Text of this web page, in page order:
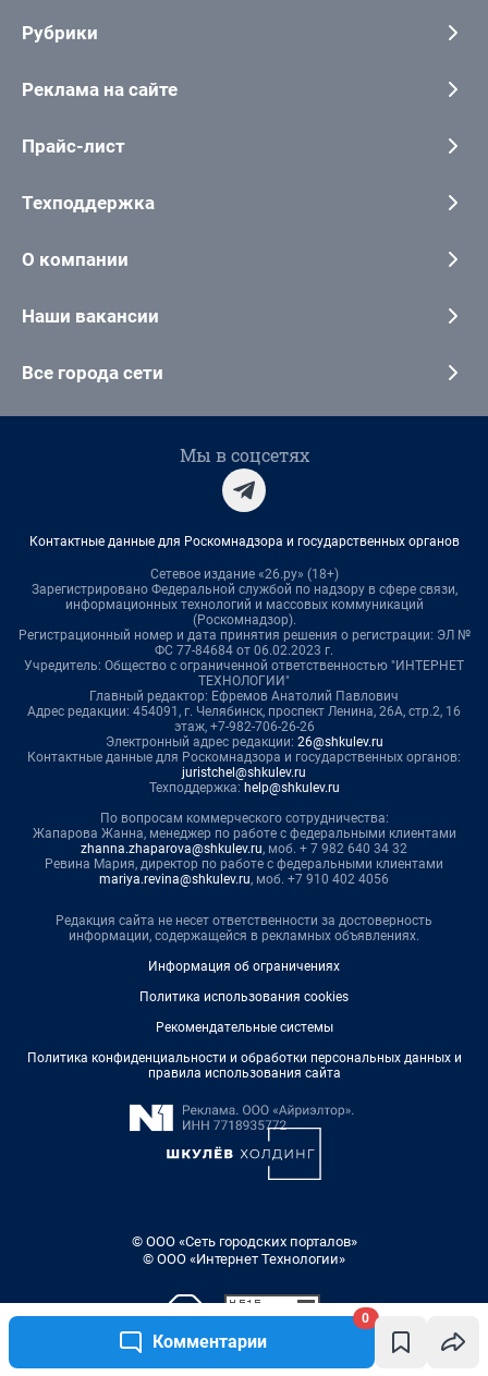
Комментарии
0
Рубрики
Реклама на сайте
Прайс-лист
Техподдержка
О компании
Наши вакансии
Все города сети
Мы в соцсетях
Контактные данные для Роскомнадзора и государственных органов
Сетевое издание «26.ру» (18+)
Зарегистрировано Федеральной службой по надзору в сфере связи,
информационных технологий и массовых коммуникаций
(Роскомнадзор).
Регистрационный номер и дата принятия решения о регистрации: ЭЛ №
ФС 77-84684 от 06.02.2023 г.
Учредитель: Общество с ограниченной ответственностью "ИНТЕРНЕТ
ТЕХНОЛОГИИ"
Главный редактор: Ефремов Анатолий Павлович
Адрес редакции: 454091, г. Челябинск, проспект Ленина, 26А, стр.2, 16
этаж, +7-982-706-26-26
Электронный адрес редакции: 26@shkulev.ru
Контактные данные для Роскомнадзора и государственных органов:
juristchel@shkulev.ru
Техподдержка: help@shkulev.ru
По вопросам коммерческого сотрудничества:
Жапарова Жанна, менеджер по работе с федеральными клиентами
zhanna.zhaparova@shkulev.ru, моб. + 7 982 640 34 32
Ревина Мария, директор по работе с федеральными клиентами
mariya.revina@shkulev.ru, моб. +7 910 402 4056
Редакция сайта не несет ответственности за достоверность
информации, содержащейся в рекламных объявлениях.
Информация об ограничениях
Политика использования cookies
Рекомендательные системы
Политика конфиденциальности и обработки персональных данных и
правила использования сайта
© ООО «Сеть городских порталов»
© ООО «Интернет Технологии»